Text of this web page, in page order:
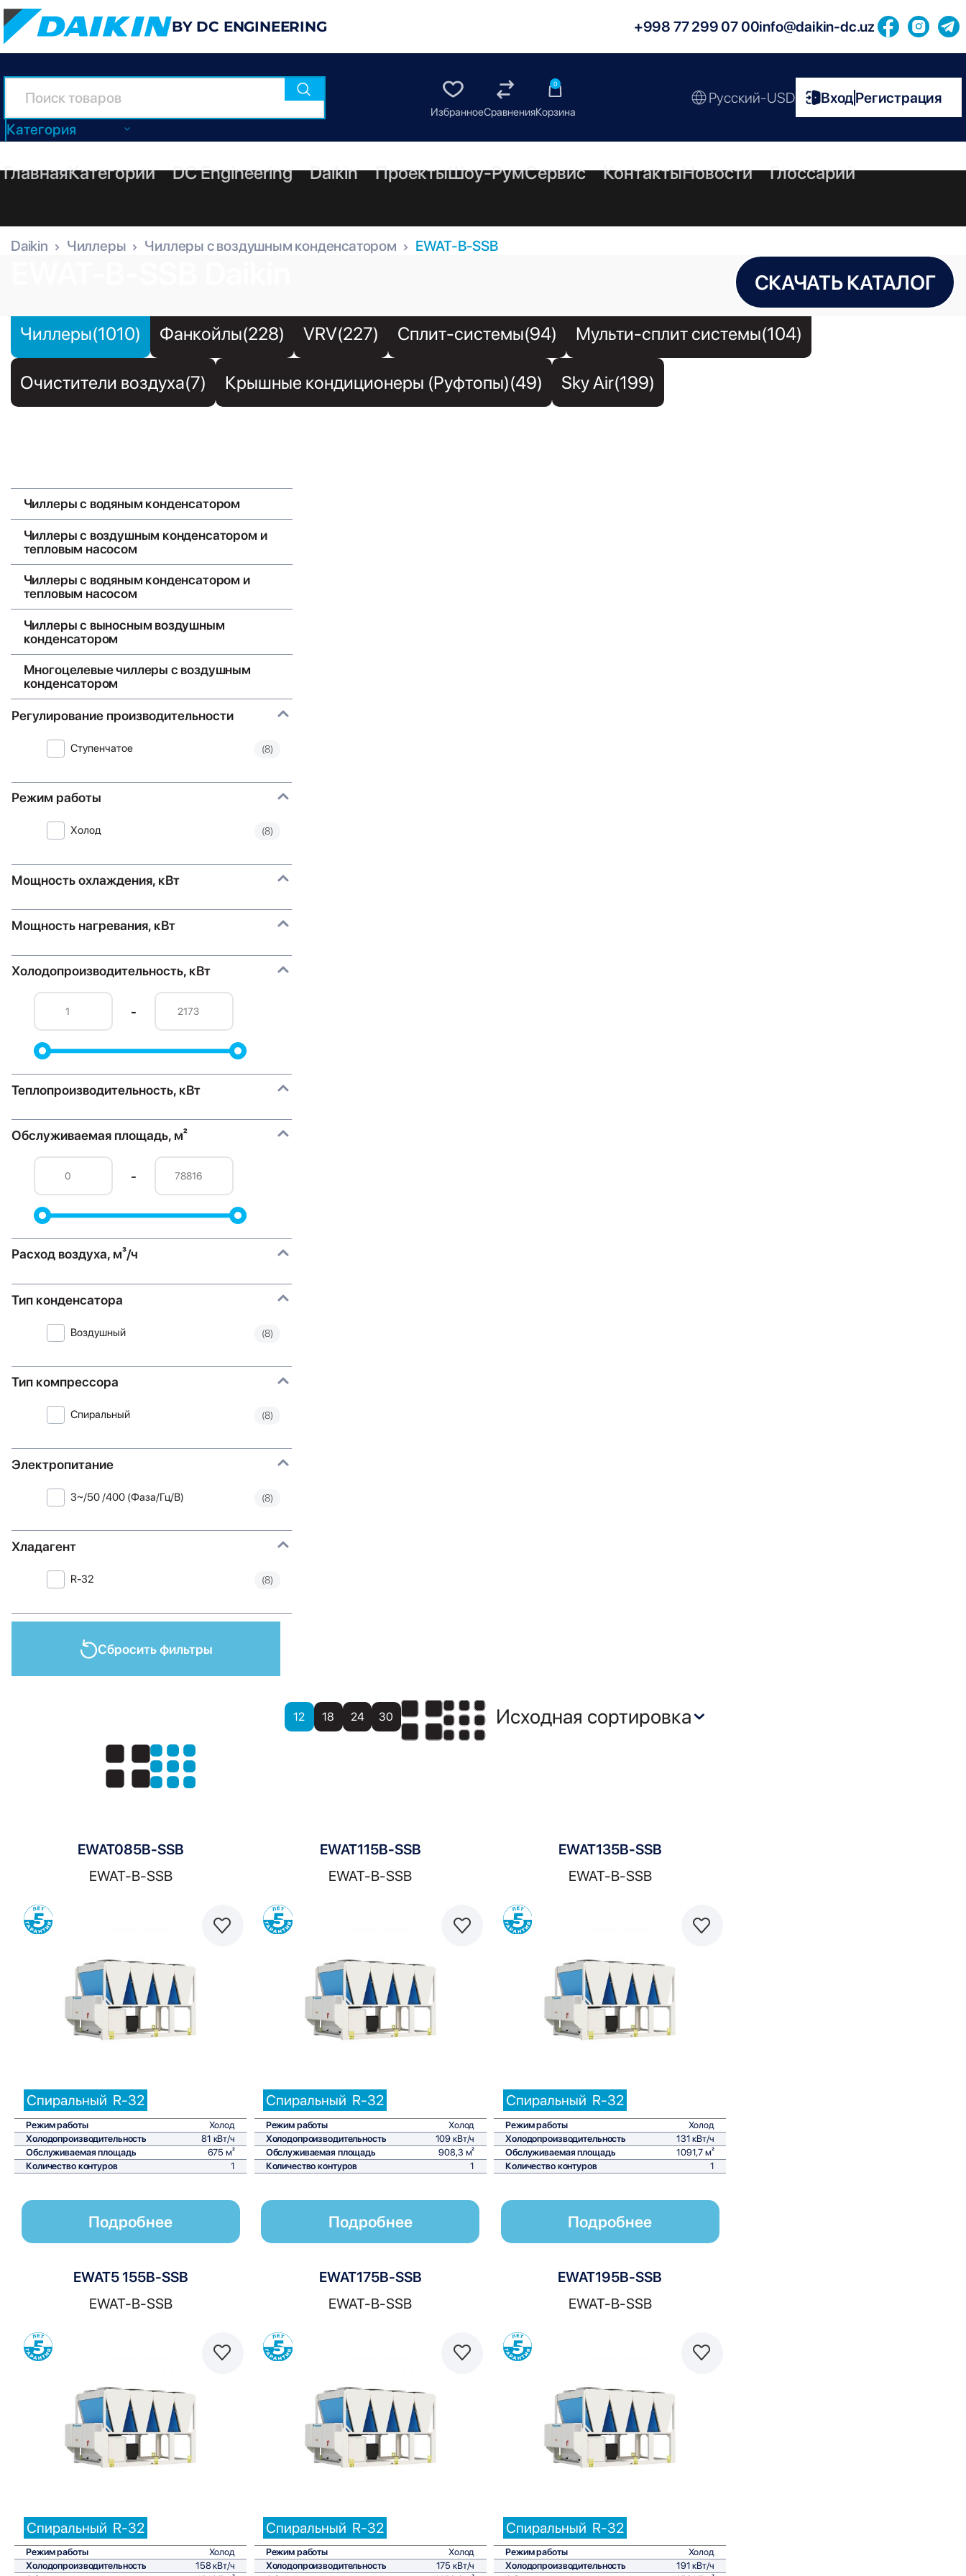
BY DC ENGINEERING +998 77 299 07 00info@daikin-dc.uz
Категория
0
Русский-USD ВходРегистрация
ГлавнаяКатегории DC Engineering Daikin ПроектыШоу-РумСервис КонтактыНовости Глоссарий
Daikin Чиллеры Чиллеры с воздушным конденсатором EWAT-B-SSB
СКАЧАТЬ КАТАЛОГ
Чиллеры(1010) Фанкойлы(228) VRV(227) Сплит-системы(94) Мульти-сплит системы(104)
Очистители воздуха(7) Крышные кондиционеры (Руфтопы)(49) Sky Air(199)
Чиллеры с водяным конденсатором
Чиллеры с воздушным конденсатором и
тепловым насосом
Чиллеры с водяным конденсатором и
тепловым насосом
Чиллеры с выносным воздушным
конденсатором
Многоцелевые чиллеры с воздушным
конденсатором
Регулирование производительности
Ступенчатое (8)
Режим работы
Холод (8)
Мощность охлаждения, кВт
Мощность нагревания, кВт
Холодопроизводительность, кВт
-
Теплопроизводительность, кВт
Обслуживаемая площадь, м²
-
Расход воздуха, м³/ч
Тип конденсатора
Воздушный (8)
Тип компрессора
Спиральный (8)
Электропитание
3~/50 /400 (Фаза/Гц/В) (8)
Хладагент
R-32 (8)
Сбросить фильтры
12 18 24 30
Показать:
EWAT085B-SSB
EWAT-B-SSB
Сравнить
Спиральный R-32
Режим работы
Холод
Холодопроизводительность
81 кВт/ч
Обслуживаемая площадь
675 м²
Количество контуров
1
Подробнее
EWAT115B-SSB
EWAT-B-SSB
Сравнить
Спиральный R-32
Режим работы
Холод
Холодопроизводительность
109 кВт/ч
Обслуживаемая площадь
908,3 м²
Количество контуров
1
Подробнее
EWAT135B-SSB
EWAT-B-SSB
Сравнить
Спиральный R-32
Режим работы
Холод
Холодопроизводительность
131 кВт/ч
Обслуживаемая площадь
1091,7 м²
Количество контуров
1
Подробнее
EWAT5 155B-SSB
EWAT-B-SSB
Сравнить
Спиральный R-32
Режим работы
Холод
Холодопроизводительность
158 кВт/ч
EWAT175B-SSB
EWAT-B-SSB
Сравнить
Спиральный R-32
Режим работы
Холод
Холодопроизводительность
175 кВт/ч
EWAT195B-SSB
EWAT-B-SSB
Сравнить
Спиральный R-32
Режим работы
Холод
Холодопроизводительность
191 кВт/ч